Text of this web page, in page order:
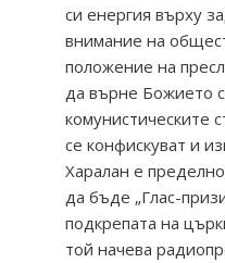
си енергия върху
внимание на
положение на
да върне Божието
комунистическите
се конфискуват и
Харалан е
да бъде „Глас-
подкрепата на
той начева